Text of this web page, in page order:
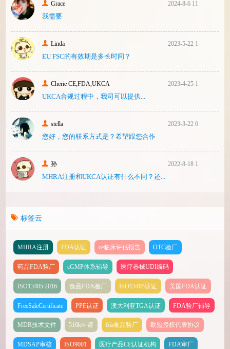
Grace 2024-8-6 11:14
我需要
Linda 2023-5-22 10:43
EU FSC的有效期是多长时间？
Cherie CE,FDA,UKCA 2023-4-25 16:24
UKCA合‮过规‬程中，我司可‮提以‬供...
stella 2023-3-22 08:31
您好，您的联系方式是？希望跟您合作
孙 2022-8-18 17:47
MHRA注册和UKCA认证有什么不同？还...
标签云
MHRA注册 FDA认证 ce临床评估报告 OTC验厂
药品FDA验厂 cGMP体系辅导 医疗器械UDI编码
ISO13485:2016 食品FDA验厂 ISO13485认证 美国FDA认证
FreeSaleCertificate PPE认证 澳大利亚TGA认证 FDA验厂辅导
MDR技术文件 510k申请 fda食品验厂 欧盟授权代表协议
MDSAP审核 ISO9001 医疗产品CE认证机构 FDA审厂